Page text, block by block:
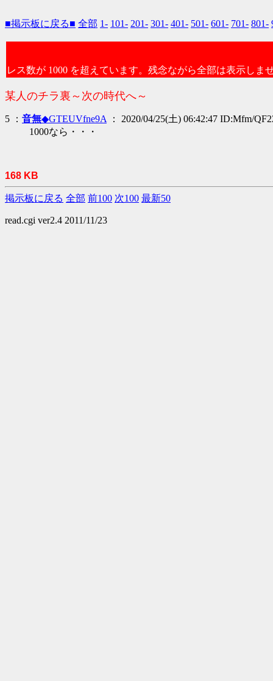
■掲示板に戻る■ 全部 1- 101- 201- 301- 401- 501- 601- 701- 801-
レス数が 1000 を超えています。残念ながら全部は表示しま
某人のチラ裏～次の時代へ～
5 ： 音無◆GTEUVfne9A ： 2020/04/25(土) 06:42:47 ID:Mfm/
1000なら・・・
168 KB
掲示板に戻る 全部 前100 次100 最新50
read.cgi ver2.4 2011/11/23